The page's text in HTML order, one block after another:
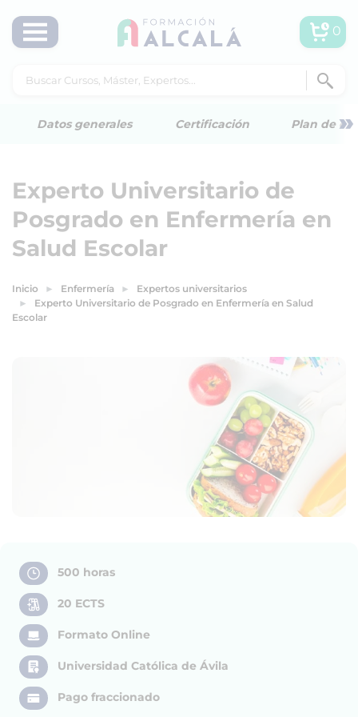
0
Datos generales Certificación Plan de »
Experto Universitario de
Posgrado en Enfermería en
Salud Escolar
Inicio Enfermería
Expertos universitarios
Experto Universitario de Posgrado en Enfermería en Salud
Escolar
500 horas
20 ECTS
Formato Online
Universidad Católica de Ávila
Pago fraccionado